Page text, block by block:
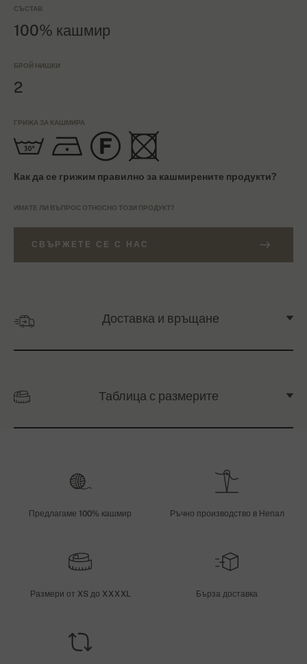
СЪСТАВ
100% кашмир
БРОЙ НИШКИ
2
ГРИЖА ЗА КАШМИРА
Как да се грижим правилно за кашмирените продукти?
ИМАТЕ ЛИ ВЪПРОС ОТНОСНО ТОЗИ ПРОДУКТ?
СВЪРЖЕТЕ СЕ С НАС
Доставка и връщане
Таблица с размерите
Предлагаме 100% кашмир Ръчно производство в Непал
Размери от XS до XXXXL Бърза доставка